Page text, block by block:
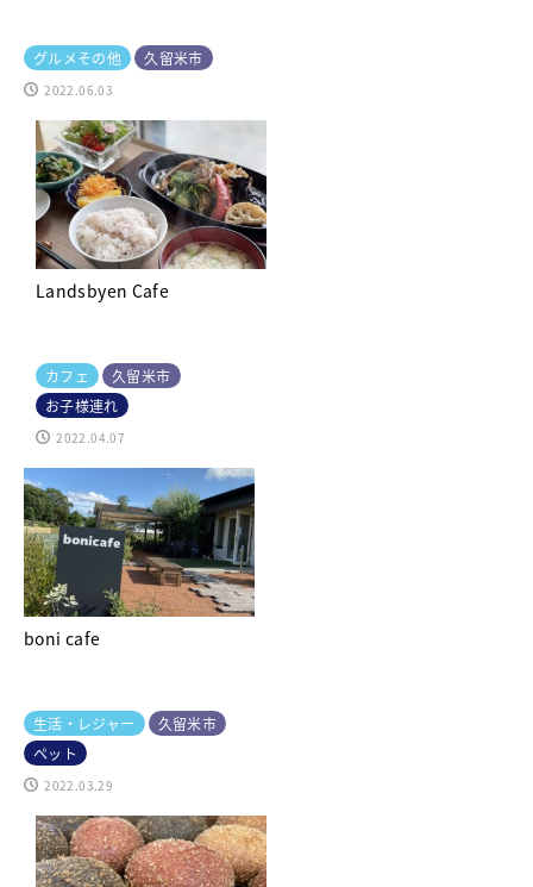
グルメその他 久留米市
2022.06.03
Landsbyen Cafe
カフェ
久留米市
お子様連れ
2022.04.07
boni cafe
生活・レジャー
久留米市
ペット
2022.03.29